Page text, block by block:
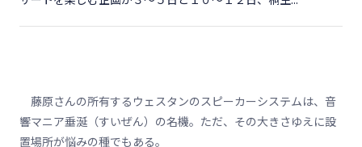
藤原さんの所有するウェスタンのスピーカーシステムは、音
響マニア垂涎（すいぜん）の名機。ただ、その大きさゆえに設
置場所が悩みの種でもある。